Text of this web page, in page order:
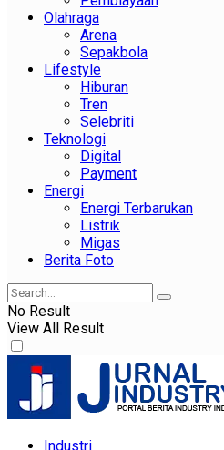
Olahraga
Arena
Sepakbola
Lifestyle
Hiburan
Tren
Selebriti
Teknologi
Digital
Payment
Energi
Energi Terbarukan
Listrik
Migas
Berita Foto
No Result
View All Result
Industri